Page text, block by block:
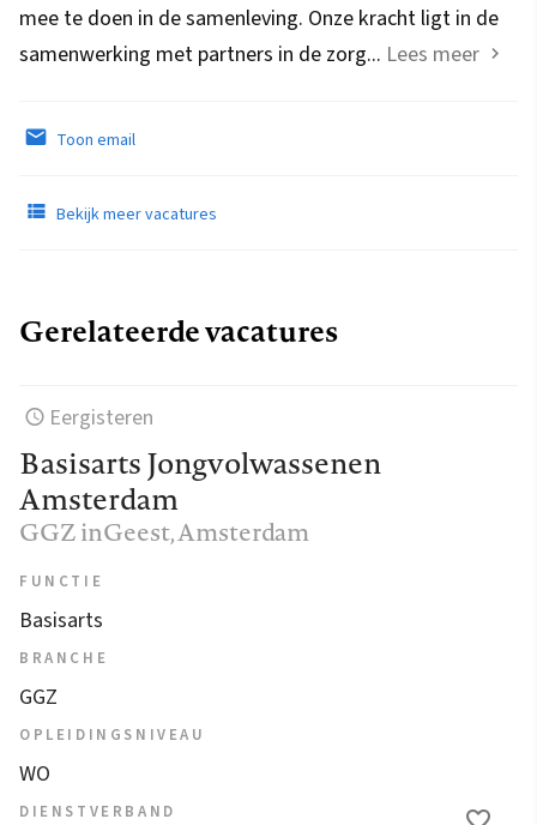
mee te doen in de samenleving. Onze kracht ligt in de
samenwerking met partners in de zorg... Lees meer
Toon email
Bekijk meer vacatures
Gerelateerde vacatures
Eergisteren
Basisarts Jongvolwassenen
Amsterdam
GGZ inGeest, Amsterdam
FUNCTIE
Basisarts
BRANCHE
GGZ
OPLEIDINGSNIVEAU
WO
DIENSTVERBAND